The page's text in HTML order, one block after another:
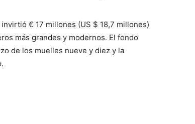
€ 17 millones (US $ 18,7 millones)
más grandes y modernos. El fondo
de los muelles nueve y diez y la